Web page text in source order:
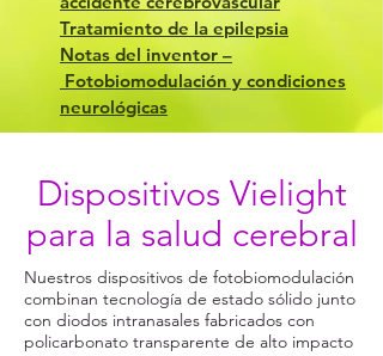
Tratamiento de la epilepsia
Notas del inventor –
Fotobiomodulación y condiciones
neurológicas
Dispositivos Vielight
para la salud cerebral
Nuestros dispositivos de fotobiomodulación
combinan tecnología de estado sólido junto
con diodos intranasales fabricados con
policarbonato transparente de alto impacto